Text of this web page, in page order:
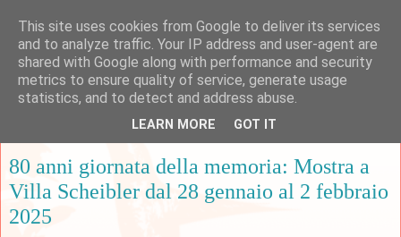
80 anni giornata della memoria: Mostra a
Villa Scheibler dal 28 gennaio al 2 febbraio
2025
This site uses cookies from Google to deliver its services
and to analyze traffic. Your IP address and user-agent are
shared with Google along with performance and security
metrics to ensure quality of service, generate usage
statistics, and to detect and address abuse.
LEARN MORE GOT IT